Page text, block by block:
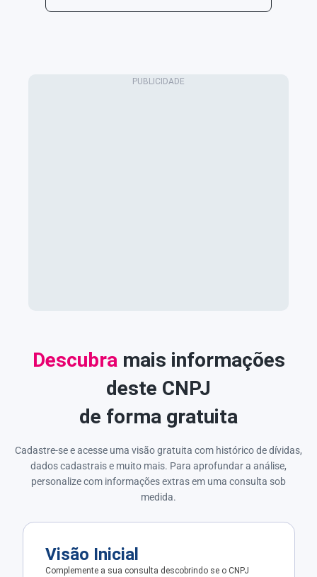
Descubra mais informações
deste CNPJ
de forma gratuita
Cadastre-se e acesse uma visão gratuita com histórico de dívidas,
dados cadastrais e muito mais. Para aprofundar a análise,
personalize com informações extras em uma consulta sob
medida.
Visão Inicial
Complemente a sua consulta descobrindo se o CNPJ